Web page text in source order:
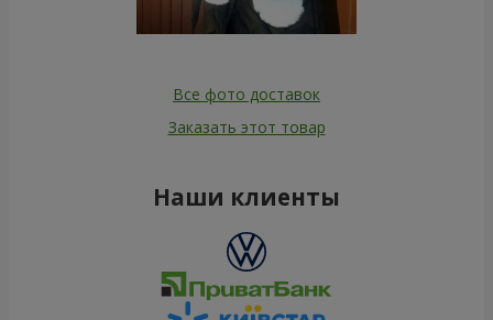
Все фото доставок
Заказать этот товар
Наши клиенты